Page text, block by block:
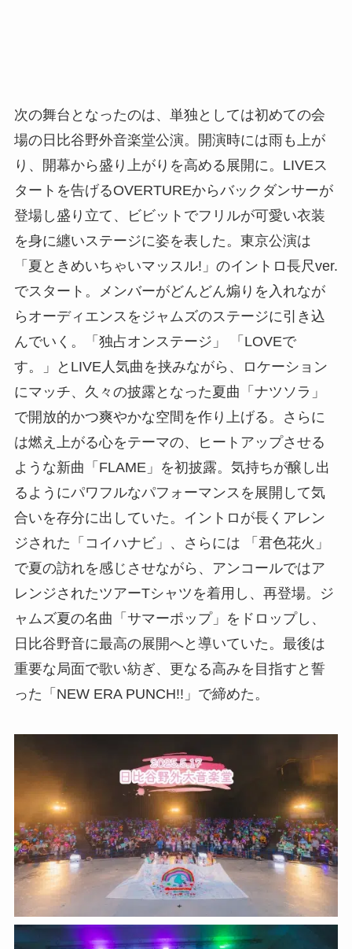
次の舞台となったのは、単独としては初めての会
場の日比谷野外音楽堂公演。開演時には雨も上が
り、開幕から盛り上がりを高める展開に。LIVEス
タートを告げるOVERTUREからバックダンサーが
登場し盛り立て、ビビットでフリルが可愛い衣装
を身に纏いステージに姿を表した。東京公演は
「夏ときめいちゃいマッスル!」のイントロ長尺ver.
でスタート。メンバーがどんどん煽りを入れなが
らオーディエンスをジャムズのステージに引き込
んでいく。「独占オンステージ」 「LOVEで
す。」とLIVE人気曲を挟みながら、ロケーション
にマッチ、久々の披露となった夏曲「ナツソラ」
で開放的かつ爽やかな空間を作り上げる。さらに
は燃え上がる心をテーマの、ヒートアップさせる
ような新曲「FLAME」を初披露。気持ちが醸し出
るようにパワフルなパフォーマンスを展開して気
合いを存分に出していた。イントロが長くアレン
ジされた「コイハナビ」、さらには 「君色花火」
で夏の訪れを感じさせながら、アンコールではア
レンジされたツアーTシャツを着用し、再登場。ジ
ャムズ夏の名曲「サマーポップ」をドロップし、
日比谷野音に最高の展開へと導いていた。最後は
重要な局面で歌い紡ぎ、更なる高みを目指すと誓
った「NEW ERA PUNCH!!」で締めた。